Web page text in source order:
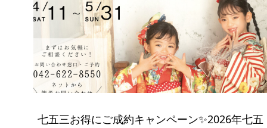
七五三お得にご成約キャンペーン✨2026年七五